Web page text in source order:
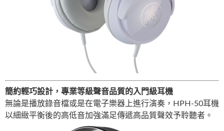
簡約輕巧設計，專業等級聲音品質的入門級耳機
無論是播放錄音檔或是在電子樂器上進行演奏，HPH-50耳機
以細緻平衡後的高低音加強滿足傳遞高品質聲效予聆聽者。